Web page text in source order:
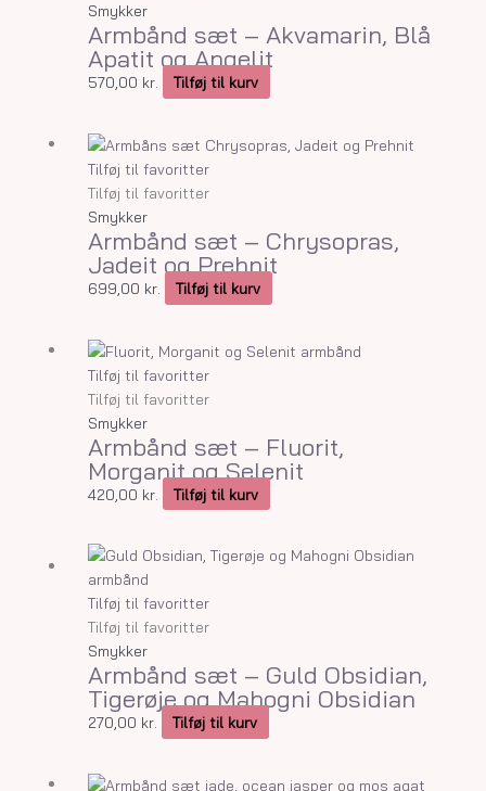
Smykker
Armbånd sæt – Akvamarin, Blå
Apatit og Angelit
570,00 kr. Tilføj til kurv
Tilføj til favoritter
Tilføj til favoritter
Smykker
Armbånd sæt – Chrysopras,
Jadeit og Prehnit
699,00 kr. Tilføj til kurv
Tilføj til favoritter
Tilføj til favoritter
Smykker
Armbånd sæt – Fluorit,
Morganit og Selenit
420,00 kr. Tilføj til kurv
Tilføj til favoritter
Tilføj til favoritter
Smykker
Armbånd sæt – Guld Obsidian,
Tigerøje og Mahogni Obsidian
270,00 kr. Tilføj til kurv